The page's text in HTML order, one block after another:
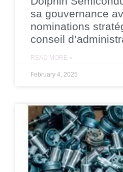
sa gouvernance
nominations
conseil
READ MORE »
February 4, 2025